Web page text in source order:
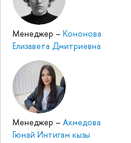
Менеджер – Кононова
Елизавета Дмитриевна
Менеджер – Ахмедова
Гюнай Интигам кызы